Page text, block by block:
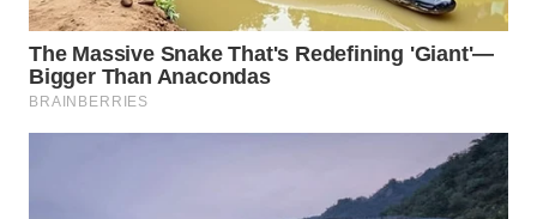
BINTAN
WN
MANDALIKA